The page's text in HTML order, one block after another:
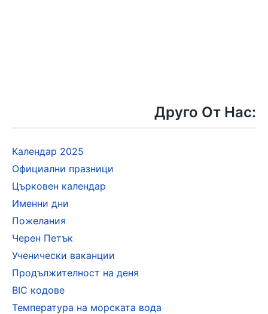
Друго От Нас:
Календар 2025
Официални празници
Църковен календар
Именни дни
Пожелания
Черен Петък
Ученически ваканции
Продължителност на деня
BIC кодове
Температура на морската вода